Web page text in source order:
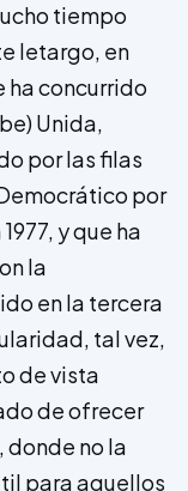
tiempo
letargo, en
ha concurrido
Unida,
por las filas
por
y que ha
la
en la tercera
tal vez,
de vista
de ofrecer
donde no la
para aquellos